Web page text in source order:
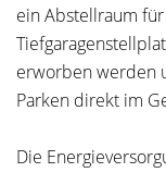
ein Abstellraum
erworben werden
Parken direkt im
Die